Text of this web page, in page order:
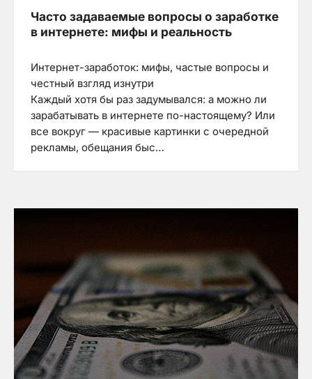
Часто задаваемые вопросы о заработке
в интернете: мифы и реальность
Интернет-заработок: мифы, частые вопросы и
честный взгляд изнутри
Каждый хотя бы раз задумывался: а можно ли
зарабатывать в интернете по-настоящему? Или
все вокруг — красивые картинки с очередной
рекламы, обещания быс…